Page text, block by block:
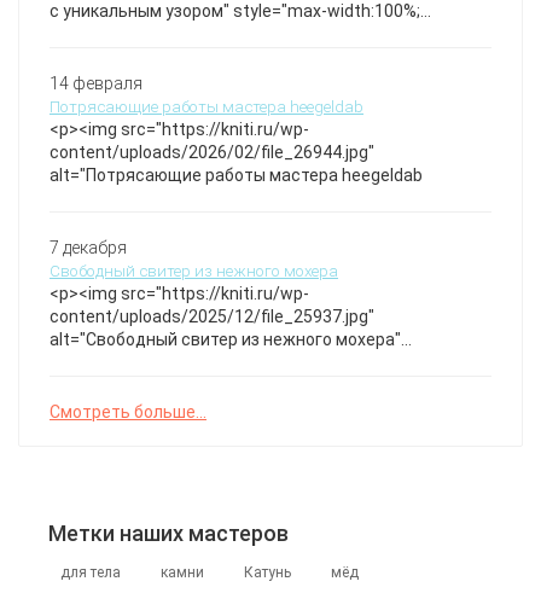
с уникальным узором" style="max-width:100%;
тепло и привлекающие внимание своим
неповторимым дизайном. Отличный выбор для
холодных дней и стильных образов. Варежки
14 февраля
Потрясающие работы мастера heegeldab
<p><img src="https://kniti.ru/wp-
content/uploads/2026/02/file_26944.jpg"
alt="Потрясающие работы мастера heegeldab
7 декабря
Свободный свитер из нежного мохера
<p><img src="https://kniti.ru/wp-
content/uploads/2025/12/file_25937.jpg"
alt="Свободный свитер из нежного мохера"
ажурной вязкой, создающей лёгкую и воздушную
Смотреть больше...
Метки наших мастеров
для тела камни Катунь мёд